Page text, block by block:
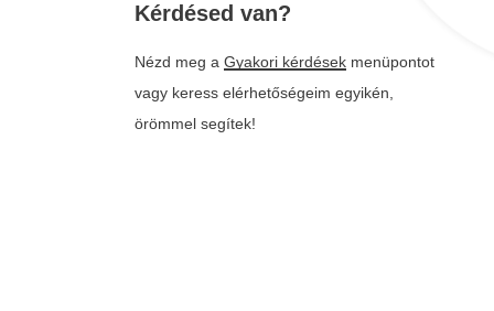
Kérdésed van?
Nézd meg a Gyakori kérdések menüpontot
vagy keress elérhetőségeim egyikén,
örömmel segítek!